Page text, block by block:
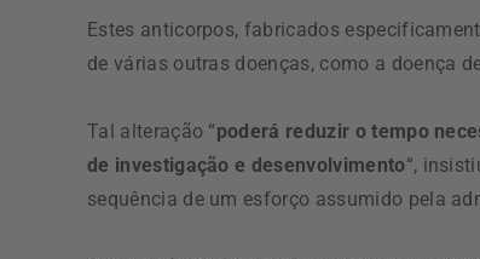
Estes anticorpos, fabricados
de várias outras doenças, como a doença
Tal alteração “poderá reduzir o tempo
de investigação e desenvolvimento“,
sequência de um esforço assumido pela